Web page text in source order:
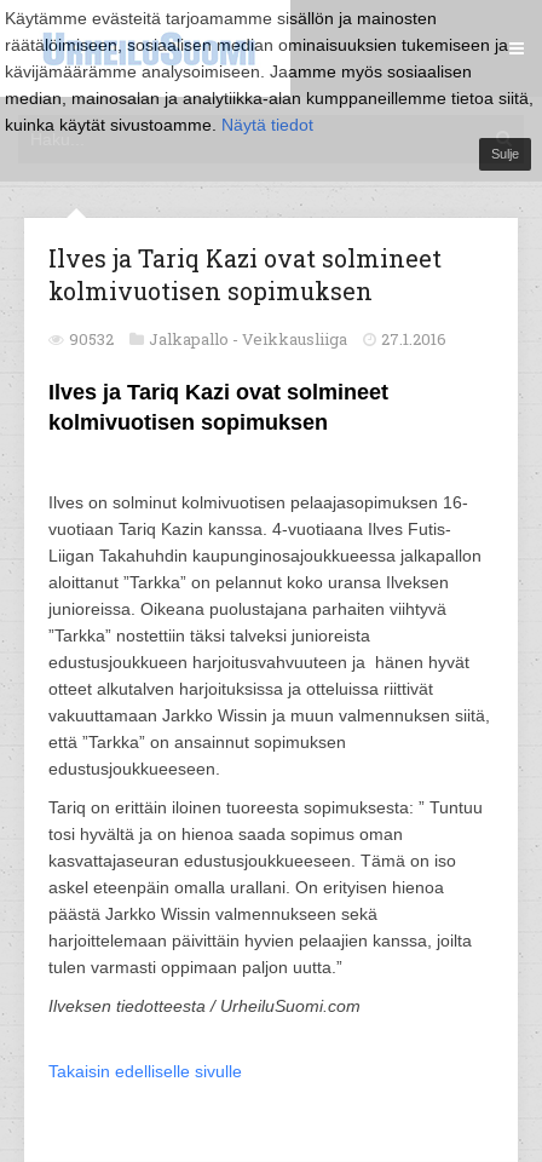
Käytämme evästeitä tarjoamamme sisällön ja mainosten
räätälöimiseen, sosiaalisen median ominaisuuksien tukemiseen ja
kävijämäärämme analysoimiseen. Jaamme myös sosiaalisen
median, mainosalan ja analytiikka-alan kumppaneillemme tietoa siitä,
kuinka käytät sivustoamme. Näytä tiedot
Sulje
Ilves ja Tariq Kazi ovat solmineet
kolmivuotisen sopimuksen
90532 Jalkapallo - Veikkausliiga 27.1.2016
Ilves ja Tariq Kazi ovat solmineet
kolmivuotisen sopimuksen
Ilves on solminut kolmivuotisen pelaajasopimuksen 16-
vuotiaan Tariq Kazin kanssa. 4-vuotiaana Ilves Futis-
Liigan Takahuhdin kaupunginosajoukkueessa jalkapallon
aloittanut ”Tarkka” on pelannut koko uransa Ilveksen
junioreissa. Oikeana puolustajana parhaiten viihtyvä
”Tarkka” nostettiin täksi talveksi junioreista
edustusjoukkueen harjoitusvahvuuteen ja hänen hyvät
otteet alkutalven harjoituksissa ja otteluissa riittivät
vakuuttamaan Jarkko Wissin ja muun valmennuksen siitä,
että ”Tarkka” on ansainnut sopimuksen
edustusjoukkueeseen.
Tariq on erittäin iloinen tuoreesta sopimuksesta: ” Tuntuu
tosi hyvältä ja on hienoa saada sopimus oman
kasvattajaseuran edustusjoukkueeseen. Tämä on iso
askel eteenpäin omalla urallani. On erityisen hienoa
päästä Jarkko Wissin valmennukseen sekä
harjoittelemaan päivittäin hyvien pelaajien kanssa, joilta
tulen varmasti oppimaan paljon uutta.”
Ilveksen tiedotteesta / UrheiluSuomi.com
Takaisin edelliselle sivulle